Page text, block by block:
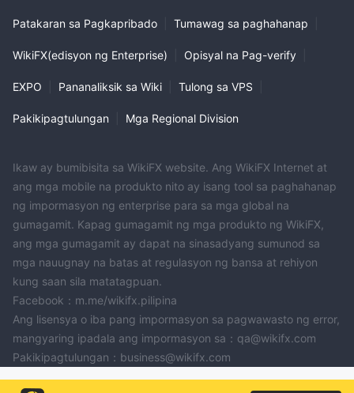
Patakaran sa Pagkapribado Tumawag sa paghahanap
WikiFX(edisyon ng Enterprise) Opisyal na Pag-verify
EXPO Pananaliksik sa Wiki Tulong sa VPS
Pakikipagtulungan Mga Regional Division
Ikaw ay bumibisita sa WikiFX website. Ang WikiFX Internet at
ang mga mobile na produkto nito ay isang tool sa paghahanap
ng impormasyon ng enterprise para sa mga global na
gumagamit. Kapag gumagamit ng mga produkto ng WikiFX,
ang mga gumagamit ay dapat na sinasadyang sumunod sa
mga nauugnay na batas at regulasyon ng bansa at rehiyon
kung saan sila matatagpuan.
Facebook：m.me/wikifx.pilipina
Ang lisensya o iba pang impormasyon sa pagwawasto ng error,
mangyaring ipadala ang impormasyon sa：qa@wikifx.com
Pakikipagtulungan：business@wikifx.com